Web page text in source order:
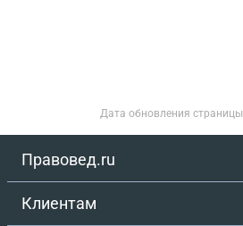
Дата обновления страницы
Правовед.ru
Клиентам